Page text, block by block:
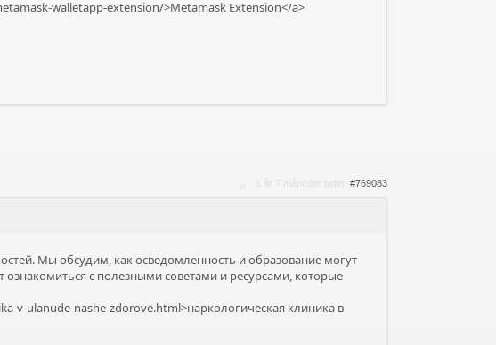
walletapp-extension/>Metamask Extension</a>
#769083
Мы обсудим, как осведомленность и образование могут
с полезными советами и ресурсами, которые
v-ulanude-nashe-zdorove.html>наркологическая клиника в